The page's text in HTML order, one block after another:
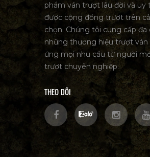
phẩm ván trượt lâu đời và uy
được cộng đồng trượt trên
chọn. Chúng tôi cung cấp
những thương hiệu trượt ván
ứng mọi nhu cầu từ người
trượt chuyên nghiệp.
THEO DÕI